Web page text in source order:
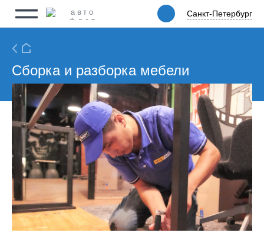
Санкт-Петербург
Петербург
Услуги
Цены
Автопарк
Акции
Упаковка
Сборка и разборка мебели